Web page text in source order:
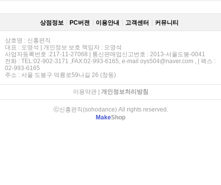
상점정보 PC버젼 이용안내 고객센터 커뮤니티
상호명 : 신흥편직
대표 : 오영석 | 개인정보 보호 책임자 : 오영석
사업자등록번호 :217-11-27068 | 통신판매업신고번호 : 2013-서울도봉-0041
전화 : TEL:02-902-3171 ,FAX:02-993-6165, e-mail oys504@naver.com , | 팩스 :
02-993-6165
주소 : 서울 도봉구 덕릉로59나길 26 (창동)
이용약관| 개인정보처리방침
ⓒ신흥편직(sohodance) All rights reserved.
MakeShop